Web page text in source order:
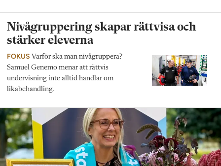
Nivågruppering skapar rättvisa och
stärker eleverna
FOKUS Varför ska man nivågruppera?
Samuel Genemo menar att rättvis
undervisning inte alltid handlar om
likabehandling.